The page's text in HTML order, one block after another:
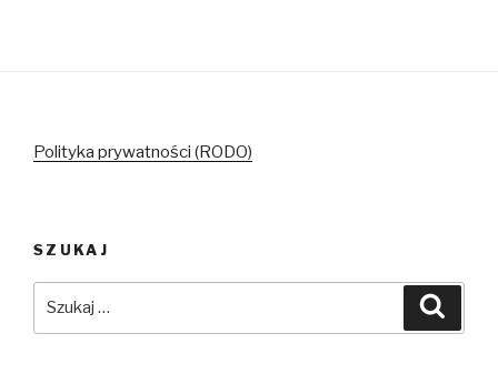
Polityka prywatności (RODO)
SZUKAJ